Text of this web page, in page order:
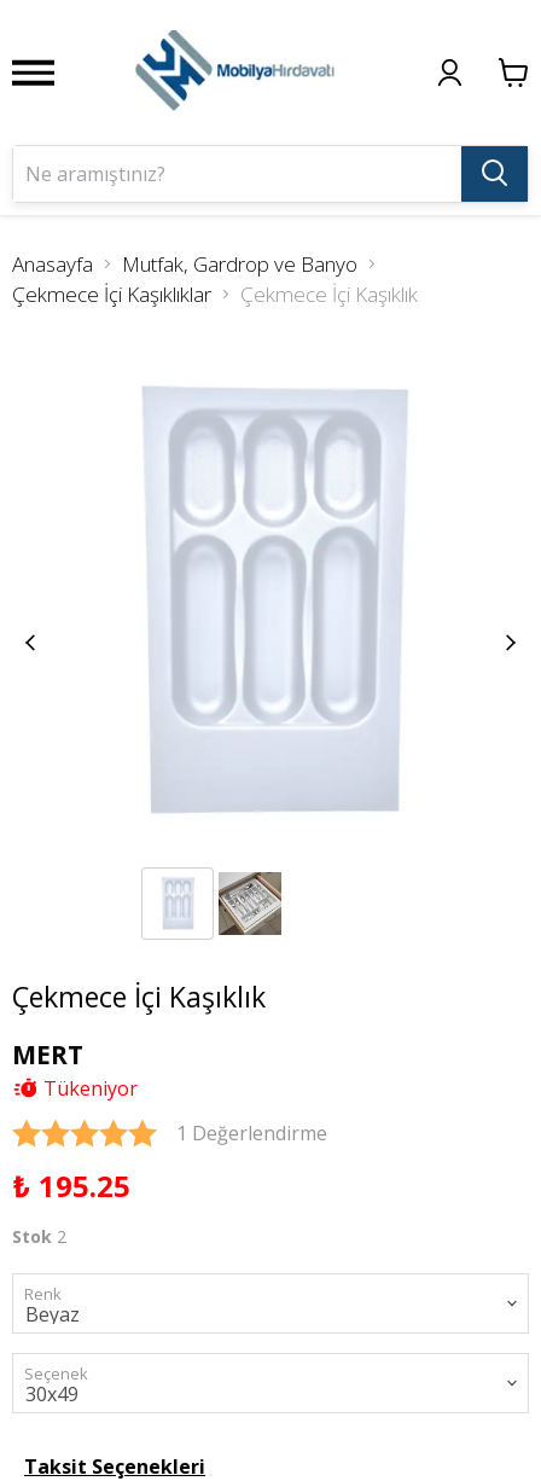
Anasayfa
Mutfak, Gardrop ve Banyo
Çekmece İçi Kaşıklıklar
Çekmece İçi Kaşıklık
Çekmece İçi Kaşıklık
MERT
Tükeniyor
1 Değerlendirme
₺ 195.25
Stok 2
Renk
Seçenek
Taksit Seçenekleri